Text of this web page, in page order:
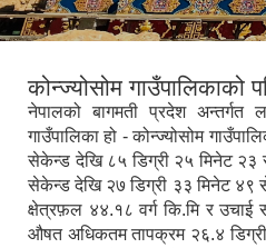
कोन्ज्योसोम गाउँपालिकाको
नेपालको बागमती प्रदेश
गाउँपालिका हो - कोन्ज्योसोम
सेकेन्ड देखि ८५ डिग्री २५ मिनेट २३
सेकेन्ड देखि २७ डिग्री ३३ मिनेट ४९
क्षेत्रफ़ल ४४.१८ वर्ग कि.मि र
औषत अधिकतम तापक्रम २६.४